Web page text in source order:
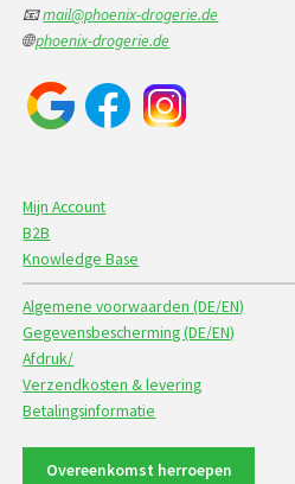
📧mail@phoenix-drogerie.de
🌐phoenix-drogerie.de
Mijn Account
B2B
Knowledge Base
Algemene voorwaarden (DE/EN)
Gegevensbescherming (DE/EN)
Afdruk/
Verzendkosten & levering
Betalingsinformatie
Overeenkomst herroepen